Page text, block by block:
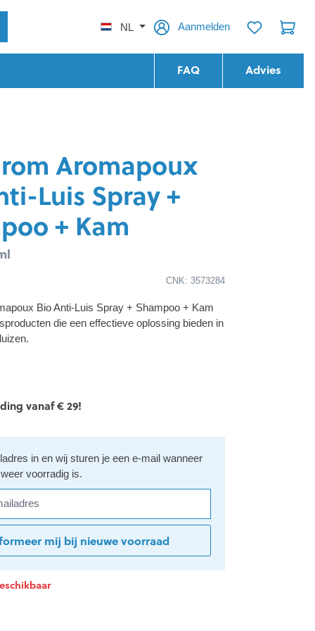
NL Aanmelden
FAQ Advies
TOPPER!
Aromapoux
Luis Spray +
+ Kam
CNK: 3573284
Bio Anti-Luis Spray + Shampoo + Kam
die een effectieve oplossing bieden in
vanaf € 29!
in en wij sturen je een e-mail wanneer
voorradig is.
mij bij nieuwe voorraad